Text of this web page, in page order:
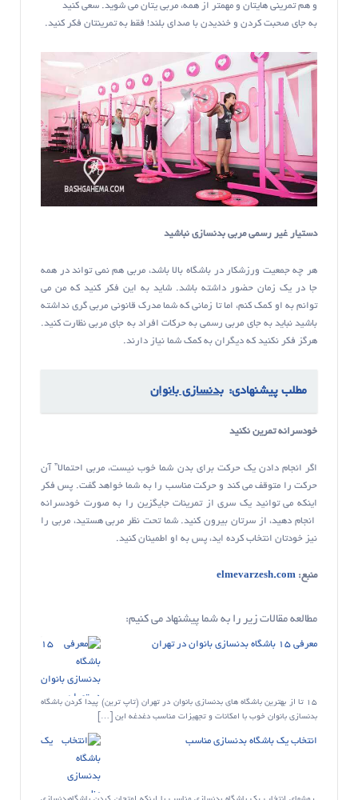
و هم تمرینی هایتان و مهمتر از همه، مربی یتان می شوید. سعی کنید
به جای صحبت کردن و خندیدن با صدای بلند! فقط به تمرینتان فکر کنید.
دستیار غیر رسمی مربی بدنسازی نباشید
هر چه جمعیت ورزشکار در باشگاه بالا باشد، مربی هم نمی تواند در همه
جا در یک زمان حضور داشته باشد. شاید به این فکر کنید که من می
توانم به او کمک کنم، اما تا زمانی که شما مدرک قانونی مربی گری نداشته
باشید نباید به جای مربی رسمی به حرکات افراد به جای مربی نظارت کنید.
هرگز فکر نکنید که دیگران به کمک شما نیاز دارند.
مطلب پیشنهادی: بدنسازی بانوان
خودسرانه تمرین نکنید
اگر انجام دادن یک حرکت برای بدن شما خوب نیست، مربی احتمالا” آن
حرکت را متوقف می کند و حرکت مناسب را به شما خواهد گفت. پس فکر
اینکه می توانید یک سری از تمرینات جایگزین را به صورت خودسرانه
انجام دهید، از سرتان بیرون کنید. شما تحت نظر مربی هستید، مربی را
نیز خودتان انتخاب کرده اید، پس به او اطمینان کنید.
منبع: elmevarzesh.com
مطالعه مقالات زیر را به شما پیشنهاد می کنیم:
معرفی 15 باشگاه بدنسازی بانوان در تهران
15 تا از بهترین باشگاه های بدنسازی بانوان در تهران (تاپ ترین) پیدا کردن باشگاه
بدنسازی بانوان خوب با امکانات و تجهیزات مناسب دغدغه این […]
انتخاب یک باشگاه بدنسازی مناسب